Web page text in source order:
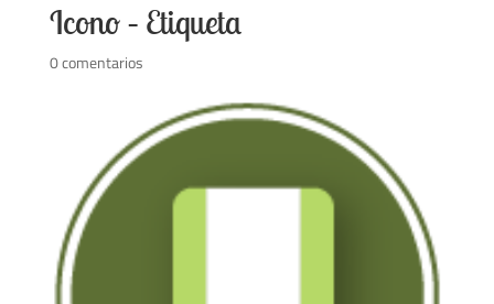
Icono – Etiqueta
0 comentarios